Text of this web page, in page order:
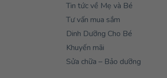
Tin tức về Mẹ và Bé
Tư vấn mua sắm
Dinh Dưỡng Cho Bé
Khuyến mãi
Sửa chữa – Bảo dưỡng